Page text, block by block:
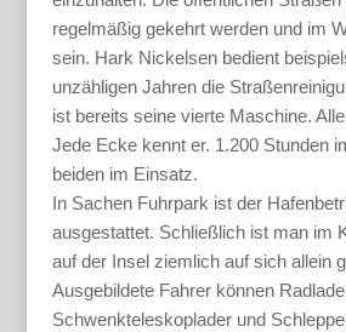
regelmäßig gekehrt werden und im
sein. Hark Nickelsen bedient
unzähligen Jahren die
ist bereits seine vierte Maschine.
Jede Ecke kennt er. 1.200 Stunden
beiden im Einsatz.
In Sachen Fuhrpark ist der
ausgestattet. Schließlich ist man im
auf der Insel ziemlich auf sich allein
Ausgebildete Fahrer können
Schwenkteleskoplader und